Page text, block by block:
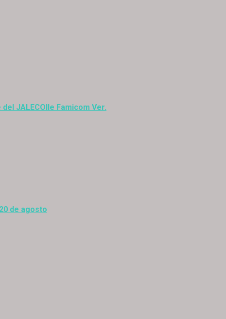
JALECOlle Famicom Ver.
de agosto